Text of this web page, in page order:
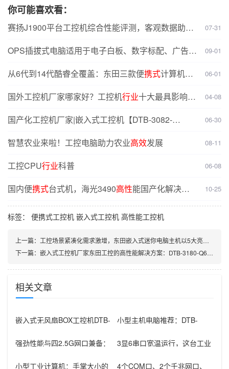
你可能喜欢看：
赛扬J1900平台工控机综合性能评测，客观数据助你
07-31
OPS插拔式电脑适用于电子白板、数字标配、广告媒
09-01
从6代到14代酷睿全覆盖：东田三款便携式计算机如
06-01
国外工控机厂家哪家好？工控机行业十大最具影响力
04-08
国产化工控机厂家|嵌入式工控机【DTB-3082-
06-30
智慧农业来啦！工控电脑助力农业高效发展 08-11
工控CPU行业科普 06-08
国内便携式台式机，海光3490高性能国产化解决方
案
10-25
标签： 便携式工控机 嵌入式工控机 高性能工控机
上一篇： 工控场景紧凑化需求激增，东田嵌入式迷你电脑主机以5大亮点破局
下一篇： 嵌入式工控机厂家东田工控的高性能解决方案：DTB-3180-Q670E实力解析
相关文章
嵌入式无风扇BOX工控机DTB-
小型主机电脑推荐：DTB-
强劲性能与四2.5G网口兼备：
级
3显6串口宽温运行，这台工业
行业？
小型工业计算机：手掌大小的 4个COM口、2个千兆网口、